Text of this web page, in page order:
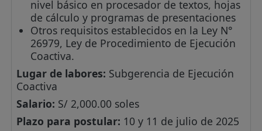
nivel básico en procesador de textos, hojas
de cálculo y programas de presentaciones
Otros requisitos establecidos en la Ley N°
26979, Ley de Procedimiento de Ejecución
Coactiva.
Lugar de labores: Subgerencia de Ejecución
Coactiva
Salario: S/ 2,000.00 soles
Plazo para postular: 10 y 11 de julio de 2025